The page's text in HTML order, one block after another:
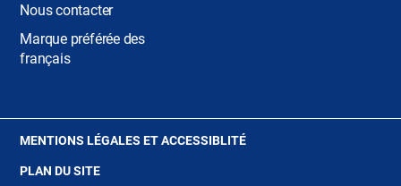
Nous contacter
Marque préférée des
français
MENTIONS LÉGALES ET ACCESSIBLITÉ(OUVRE
PLAN DU SITE